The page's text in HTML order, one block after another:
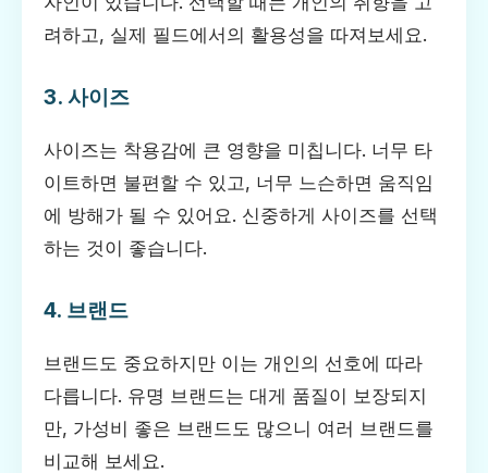
려하고, 실제 필드에서의 활용성을 따져보세요.
3. 사이즈
사이즈는 착용감에 큰 영향을 미칩니다. 너무 타
이트하면 불편할 수 있고, 너무 느슨하면 움직임
에 방해가 될 수 있어요. 신중하게 사이즈를 선택
하는 것이 좋습니다.
4. 브랜드
브랜드도 중요하지만 이는 개인의 선호에 따라
다릅니다. 유명 브랜드는 대게 품질이 보장되지
만, 가성비 좋은 브랜드도 많으니 여러 브랜드를
비교해 보세요.